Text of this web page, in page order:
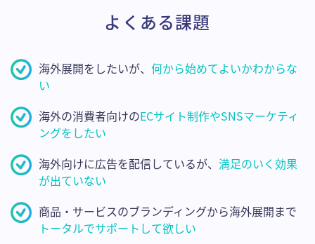
よくある課題
海外展開をしたいが、 何から始めてよいかわからな
い
海外の消費者向けのECサイト制作やSNSマーケティ
ングをしたい
海外向けに広告を配信しているが、 満足のいく効果
が出ていない
商品・サービスのブランディングから海外展開まで
トータルでサポートして欲しい